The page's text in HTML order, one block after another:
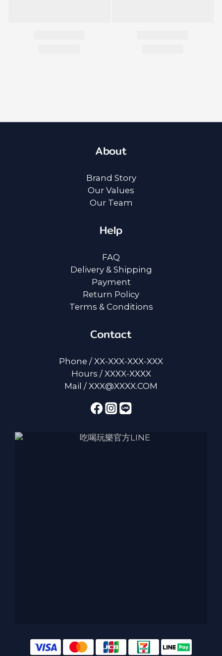
About
Brand Story
Our Values
Our Team
Help
FAQ
Delivery & Shipping
Payment
Return Policy
Terms & Conditions
Contact
Phone / XX-XXX-XXX-XXX
Hours / XXXX-XXXX
Mail / XXX@XXXX.COM